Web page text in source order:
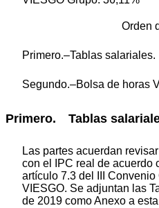
Orden
Primero.–Tablas salariales.
Segundo.–Bolsa de horas
Primero. Tablas
Las partes acuerdan
con el IPC real de acuerdo
artículo 7.3 del III
VIESGO. Se adjuntan las
de 2019 como Anexo a